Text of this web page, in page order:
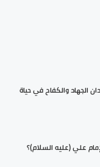
الجهاد والكفاح في حياة
علي (عليه السلام)؟